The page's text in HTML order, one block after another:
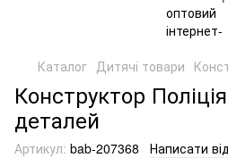
Каталог Дитячі товари
Конструктор
деталей
Артикул: bab-207368 Написати